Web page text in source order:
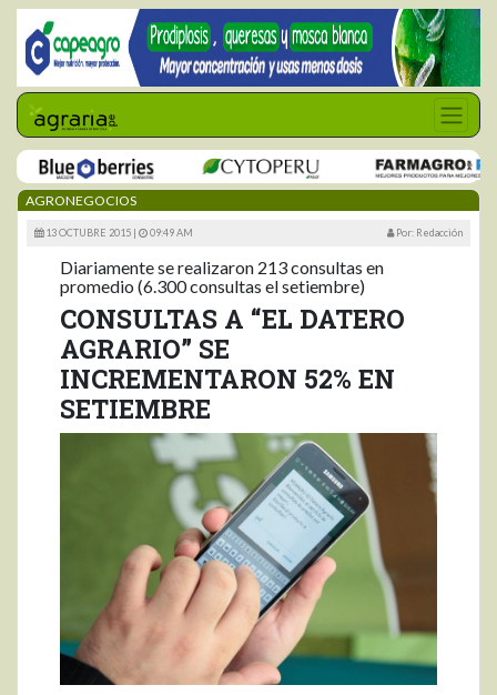
AGRONEGOCIOS
13 OCTUBRE 2015 | 09:49 AM Por: Redacción
Diariamente se realizaron 213 consultas en
promedio (6.300 consultas el setiembre)
CONSULTAS A “EL DATERO
AGRARIO” SE
INCREMENTARON 52% EN
SETIEMBRE